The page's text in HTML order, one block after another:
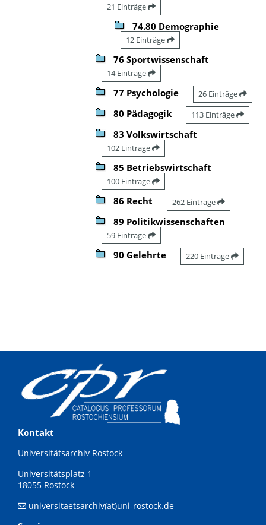
21 Einträge
74.80 Demographie
12 Einträge
76 Sportwissenschaft
14 Einträge
77 Psychologie 26 Einträge
80 Pädagogik 113 Einträge
83 Volkswirtschaft
102 Einträge
85 Betriebswirtschaft
100 Einträge
86 Recht 262 Einträge
89 Politikwissenschaften
59 Einträge
90 Gelehrte 220 Einträge
Kontakt
Universitätsarchiv Rostock
Universitätsplatz 1
18055 Rostock
universitaetsarchiv(at)uni-rostock.de